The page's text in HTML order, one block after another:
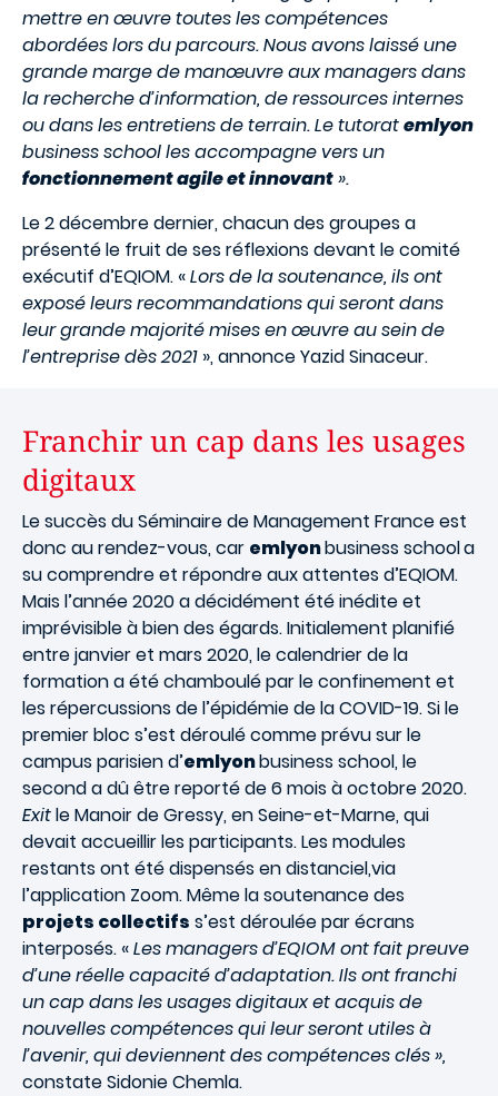
mettre en œuvre toutes les compétences
abordées lors du parcours. Nous avons laissé une
grande marge de manœuvre aux managers dans
la recherche d’information, de ressources internes
ou dans les entretiens de terrain. Le tutoratemlyon
business school les accompagne vers un
fonctionnement agile et innovant».
Le 2 décembre dernier, chacun des groupes a
présenté le fruit de ses réflexions devant le comité
exécutif d’EQIOM. «Lors de la soutenance, ils ont
exposé leurs recommandations qui seront dans
leur grande majorité mises en œuvre au sein de
l’entreprise dès 2021 », annonce Yazid Sinaceur.
Franchir un cap dans les usages
digitaux
Le succès du Séminaire de Management France est
donc au rendez-vous, car emlyonbusiness schoola
su comprendre et répondre aux attentes d’EQIOM.
Mais l’année 2020 a décidément été inédite et
imprévisible à bien des égards. Initialement planifié
entre janvier et mars 2020, le calendrier de la
formation a été chamboulé par le confinement et
les répercussions de l’épidémie de la COVID-19. Si le
premier bloc s’est déroulé comme prévu sur le
campus parisien d’emlyonbusiness school, le
second a dû être reporté de 6 mois à octobre 2020.
Exitle Manoir de Gressy, en Seine-et-Marne, qui
devait accueillir les participants. Les modules
restants ont été dispensés en distanciel,via
l’application Zoom. Même la soutenance des
projets collectifs s’est déroulée par écrans
interposés. «Les managers d’EQIOM ont fait preuve
d’une réelle capacité d’adaptation. Ils ont franchi
un cap dans les usages digitaux et acquis de
nouvelles compétences qui leur seront utiles à
l’avenir, qui deviennent des compétences clés »,
constate Sidonie Chemla.